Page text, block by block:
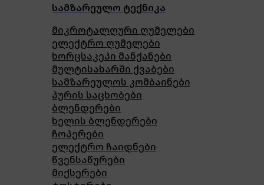
სამზარეულო ტექნიკა
მიკროტალღური ღუმელები
ელექტრო ღუმელები
ხორცსაკეპი მანქანები
მულტისახარში ქვაბები
სამზარეულოს კომბაინები
პურის საცხობები
ბლენდერები
ხელის ბლენდერები
ჩოპერები
ელექტრო ჩაიდნები
წვენსაწურები
მიქსერები